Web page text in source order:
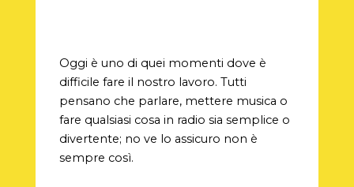
Oggi è uno di quei momenti dove è
difficile fare il nostro lavoro. Tutti
pensano che parlare, mettere musica o
fare qualsiasi cosa in radio sia semplice o
divertente; no ve lo assicuro non è
sempre così.